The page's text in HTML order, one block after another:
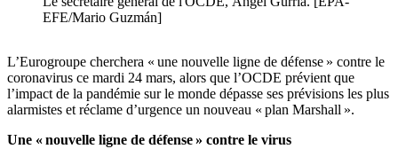
EFE/Mario Guzmán]
L’Eurogroupe cherchera « une nouvelle ligne de défense » contre le
coronavirus ce mardi 24 mars, alors que l’OCDE prévient que
l’impact de la pandémie sur le monde dépasse ses prévisions les plus
alarmistes et réclame d’urgence un nouveau « plan Marshall ».
Une « nouvelle ligne de défense » contre le virus